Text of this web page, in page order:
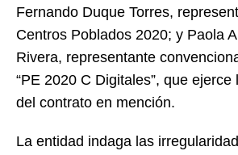
Fernando Duque Torres,
Centros Poblados 2020; y Paola
Rivera, representante
“PE 2020 C Digitales”, que
del contrato en mención.
La entidad indaga las